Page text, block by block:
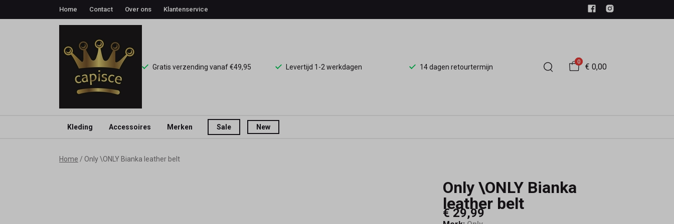
Home Contact Over ons Klantenservice
Gratis verzending vanaf €49,95 Levertijd 1-2 werkdagen 14 dagen retourtermijn
0
€ 0,00
Kleding Accessoires Merken Sale New
\ONLYHome Only \ONLY Bianka leather belt
Only \ONLY Bianka
leather belt
€ 29,99